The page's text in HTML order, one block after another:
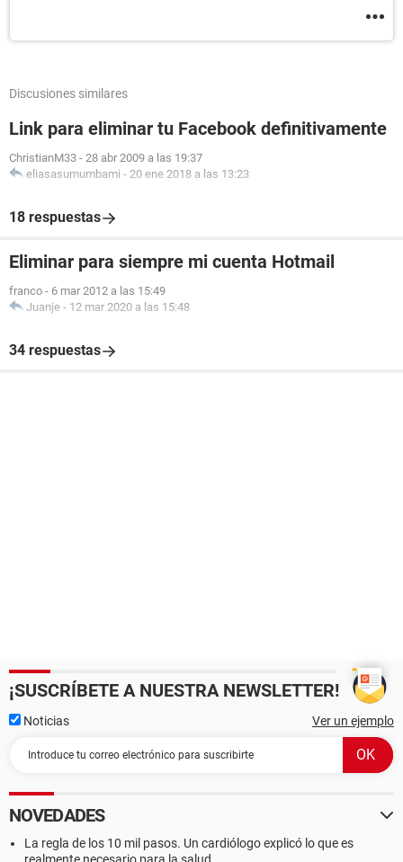
Discusiones similares
Link para eliminar tu Facebook definitivamente
ChristianM33 - 28 abr 2009 a las 19:37
eliasasumumbami - 20 ene 2018 a las 13:23
18 respuestas
Eliminar para siempre mi cuenta Hotmail
franco - 6 mar 2012 a las 15:49
Juanje - 12 mar 2020 a las 15:48
34 respuestas
¡SUSCRÍBETE A NUESTRA NEWSLETTER!
Noticias Ver un ejemplo
NOVEDADES
La regla de los 10 mil pasos. Un cardiólogo explicó lo que es